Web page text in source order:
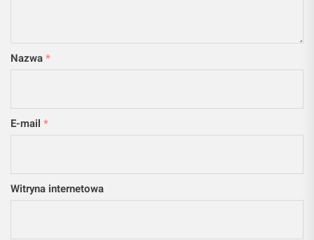
Nazwa*
E-mail *
Witryna internetowa